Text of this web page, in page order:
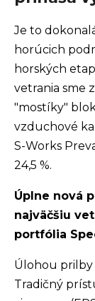
Je to
horúcich
horských
vetrania sme
"mostíky"
vzduchové
S-Works
24,5 %.
Úplne nová
najväčšiu
portfólia
Úlohou prilby
Tradičný